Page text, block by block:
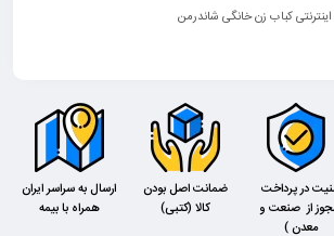
کباب زن خانگی شاندرمن
در پرداخت
از صنعت و
معدن )
ضمانت اصل بودن
کالا (کتبی)
ارسال به سراسر ایران
همراه با بیمه